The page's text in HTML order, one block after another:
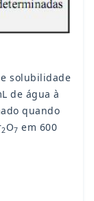
solubilidade
de água à
quando
2 O7 em 600